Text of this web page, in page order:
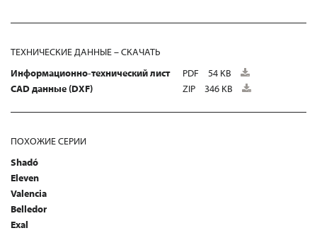
ТЕХНИЧЕСКИЕ ДАННЫЕ – СКАЧАТЬ
Информационно-технический лист
PDF
54 KB
CAD данные (DXF)
ZIP 346 KB
ПОХОЖИЕ СЕРИИ
Shadó
Eleven
Valencia
Belledor
Exal